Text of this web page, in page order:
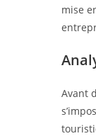
mise
Avant